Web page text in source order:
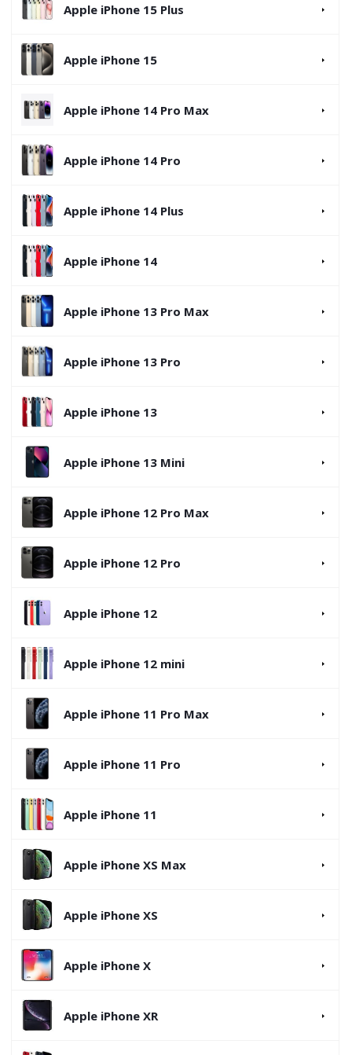
Apple iPhone 15 Plus
Apple iPhone 15
Apple iPhone 14 Pro Max
Apple iPhone 14 Pro
Apple iPhone 14 Plus
Apple iPhone 14
Apple iPhone 13 Pro Max
Apple iPhone 13 Pro
Apple iPhone 13
Apple iPhone 13 Mini
Apple iPhone 12 Pro Max
Apple iPhone 12 Pro
Apple iPhone 12
Apple iPhone 12 mini
Apple iPhone 11 Pro Max
Apple iPhone 11 Pro
Apple iPhone 11
Apple iPhone XS Max
Apple iPhone XS
Apple iPhone X
Apple iPhone XR